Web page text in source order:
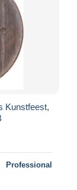
Kunstfeest,
Professional